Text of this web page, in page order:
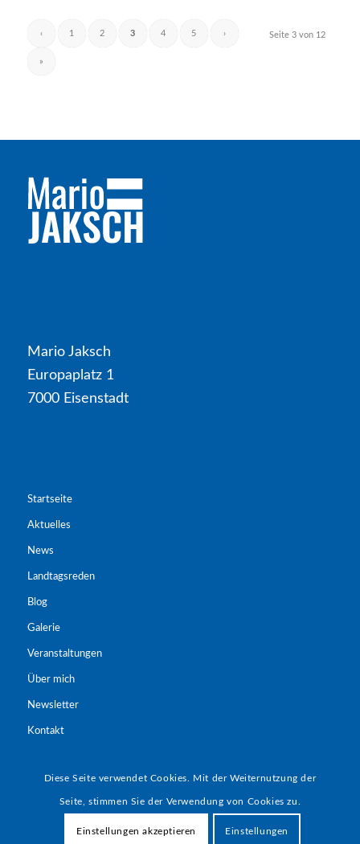
Seite 3 von 12
‹ 1 2 3 4 5 ›
»
Mario Jaksch
Europaplatz 1
7000 Eisenstadt
Startseite
Aktuelles
News
Landtagsreden
Blog
Galerie
Veranstaltungen
Über mich
Newsletter
Kontakt
Diese Seite verwendet Cookies. Mit der Weiternutzung der
Seite, stimmen Sie der Verwendung von Cookies zu.
Einstellungen akzeptieren Einstellungen